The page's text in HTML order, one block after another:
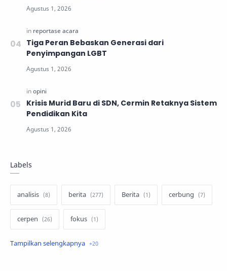
Tiga Peran Bebaskan Generasi dari
Penyimpangan LGBT
Krisis Murid Baru di SDN, Cermin Retaknya Sistem
Pendidikan Kita
Labels
analisis berita Berita cerbung
cerpen fokus
hukum internasional